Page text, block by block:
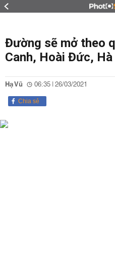
Đường sẽ mở theo
Canh, Hoài Đức,
Hạ Vũ 06:35 | 26/03/2021
Chia sẻ